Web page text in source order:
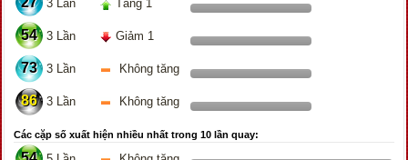
3 Lần Tăng 1
54 3 Lần Giảm 1
73 3 Lần Không tăng
86 3 Lần Không tăng
Các cặp số xuất hiện nhiều nhất trong 10 lần quay: